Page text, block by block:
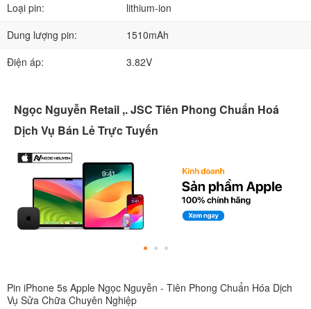
Loại pin:
lithium‑ion
Dung lượng pin:
1510mAh
Điện áp:
3.82V
Ngọc Nguyễn Retail ,. JSC Tiên Phong Chuẩn Hoá
Dịch Vụ Bán Lẻ Trực Tuyến
Pin iPhone 5s Apple Ngọc Nguyễn - Tiên Phong Chuẩn Hóa Dịch
Vụ Sửa Chữa Chuyên Nghiệp